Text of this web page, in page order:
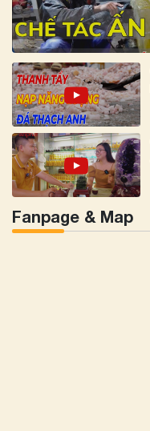
Fanpage & Map